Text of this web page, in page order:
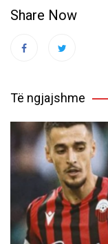
Share Now
Të ngjajshme